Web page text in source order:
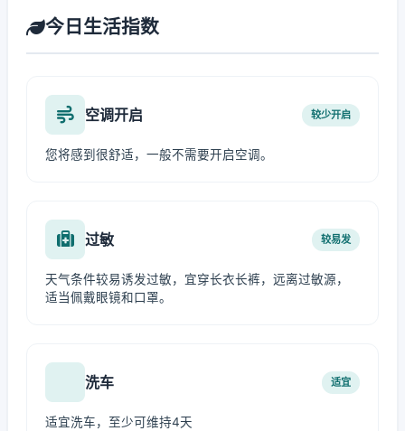
今日生活指数
空调开启 较少开启
您将感到很舒适，一般不需要开启空调。
过敏 较易发
天气条件较易诱发过敏，宜穿长衣长裤，远离过敏源，
适当佩戴眼镜和口罩。
洗车 适宜
适宜洗车，至少可维持4天